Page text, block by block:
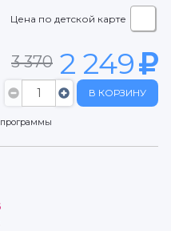
Цена по детской карте
3 370 2 249
В КОРЗИНУ